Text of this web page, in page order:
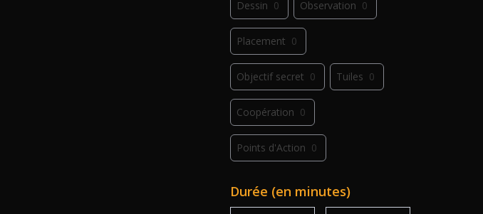
Dessin 0 Observation 0
Placement 0
Objectif secret 0 Tuiles 0
Coopération 0
Points d'Action 0
Déplacement 0
Durée (en minutes)